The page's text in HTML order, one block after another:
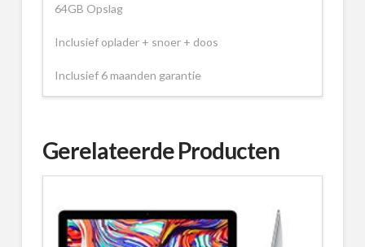
64GB Opslag
Inclusief oplader + snoer + doos
Inclusief 6 maanden garantie
Gerelateerde Producten